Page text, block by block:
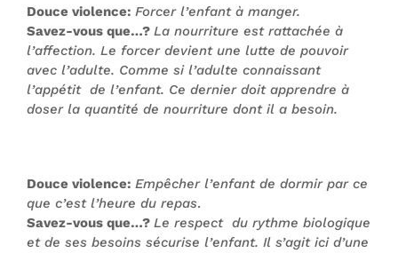
Douce violence: Forcer l’enfant à manger.
Savez-vous que…? La nourriture est rattachée à
l’affection. Le forcer devient une lutte de pouvoir
avec l’adulte. Comme si l’adulte connaissant
l’appétit de l’enfant. Ce dernier doit apprendre à
doser la quantité de nourriture dont il a besoin.
Douce violence: Empêcher l’enfant de dormir par ce
que c’est l’heure du repas.
Savez-vous que…? Le respect du rythme biologique
et de ses besoins sécurise l’enfant. Il s’agit ici d’une